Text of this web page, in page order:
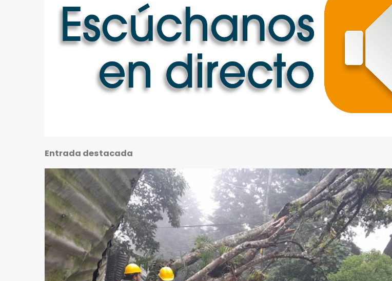
Entrada destacada